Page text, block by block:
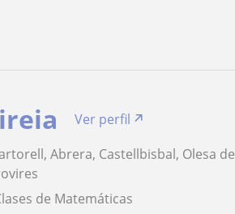
Ver perfil
Abrera, Castellbisbal, Olesa
de Matemáticas